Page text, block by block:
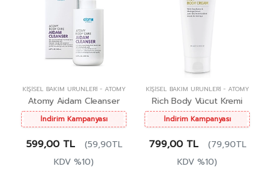
KIŞISEL BAKIM ÜRÜNLERI- ATOMY
Atomy Aidam Cleanser
İndirim Kampanyası
599,00 TL
(59,90TL
KDV %10)
KIŞISEL BAKIM ÜRÜNLERI- ATOMY
Rich Body Vücut Kremi
İndirim Kampanyası
799,00 TL
(79,90TL
KDV %10)